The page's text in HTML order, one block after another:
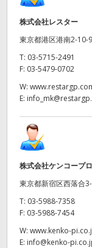
株式会社レスター
東京都港区港南2-10-
T: 03-5715-2491
F: 03-5479-0702
W:
E:
株式会社ケンコープ
東京都新宿区西落合
T: 03-5988-7358
F: 03-5988-7454
W: www.kenko-
E: info@kenko-